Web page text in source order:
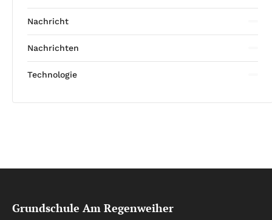
Nachricht
Nachrichten
Technologie
Grundschule Am Regenweiher